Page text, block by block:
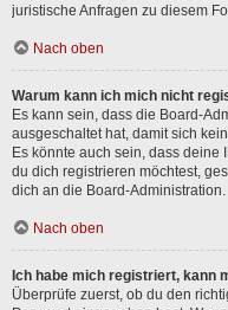
juristische Anfragen zu diesem
Nach oben
Warum kann ich mich nicht
Es kann sein, dass die Board-
ausgeschaltet hat, damit sich
Es könnte auch sein, dass deine
du dich registrieren möchtest,
dich an die Board-Administration.
Nach oben
Ich habe mich registriert, kann
Überprüfe zuerst, ob du den